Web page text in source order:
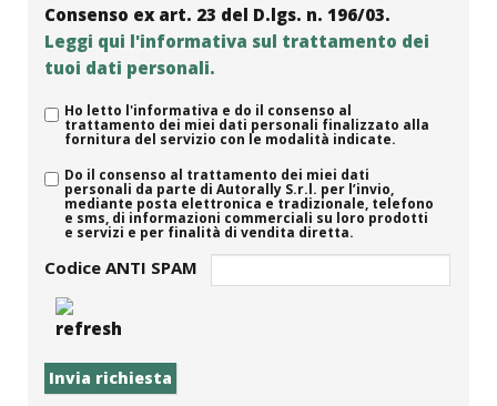
Consenso ex art. 23 del D.lgs. n. 196/03.
Leggi qui l'informativa sul trattamento dei
tuoi dati personali.
Ho letto l'informativa e do il consenso al
trattamento dei miei dati personali finalizzato alla
fornitura del servizio con le modalità indicate.
Do il consenso al trattamento dei miei dati
personali da parte di Autorally S.r.l. per l’invio,
mediante posta elettronica e tradizionale, telefono
e sms, di informazioni commerciali su loro prodotti
e servizi e per finalità di vendita diretta.
Codice ANTI SPAM